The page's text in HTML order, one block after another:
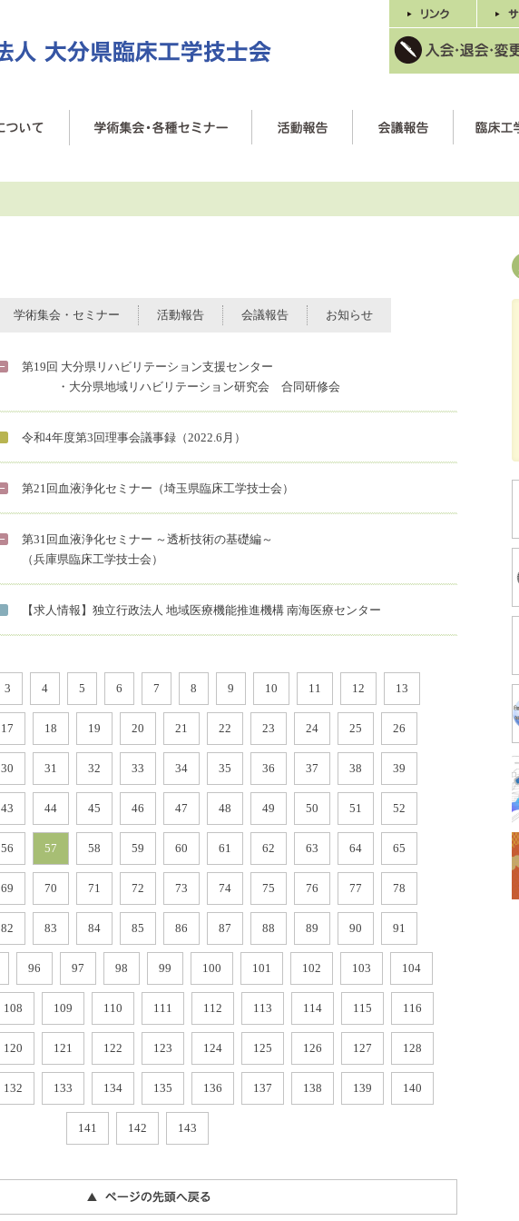
学術集会・セミナー 活動報告 会議報告 お知らせ
第19回 大分県リハビリテーション支援センター
・大分県地域リハビリテーション研究会 合同研修会
令和4年度第3回理事会議事録（2022.6月）
第21回血液浄化セミナー（埼玉県臨床工学技士会）
第31回血液浄化セミナー ～透析技術の基礎編～
（兵庫県臨床工学技士会）
【求人情報】独立行政法人 地域医療機能推進機構 南海医療センター
3 4 5 6 7 8 9 10 11 12 13
17 18 19 20 21 22 23 24 25 26
30 31 32 33 34 35 36 37 38 39
43 44 45 46 47 48 49 50 51 52
56 57 58 59 60 61 62 63 64 65
69 70 71 72 73 74 75 76 77 78
82 83 84 85 86 87 88 89 90 91
96 97 98 99 100 101 102 103 104
108 109 110 111 112 113 114 115 116
120 121 122 123 124 125 126 127 128
132 133 134 135 136 137 138 139 140
141 142 143